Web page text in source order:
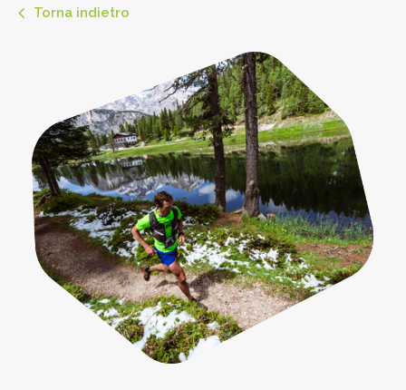
Torna indietro